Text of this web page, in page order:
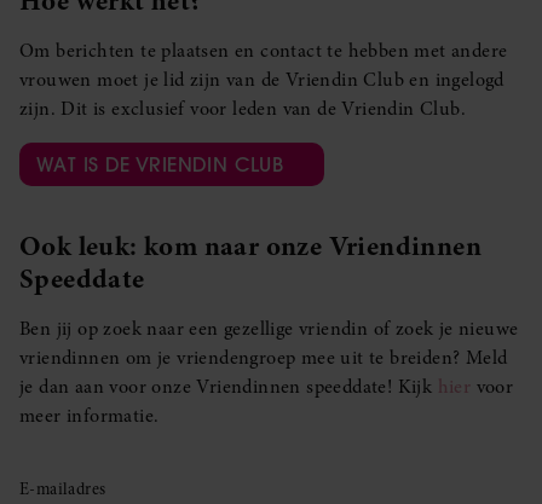
Om berichten te plaatsen en contact te hebben met andere
vrouwen moet je lid zijn van de Vriendin Club en ingelogd
zijn. Dit is exclusief voor leden van de Vriendin Club.
WAT IS DE VRIENDIN CLUB
Ook leuk: kom naar onze Vriendinnen
Speeddate
Ben jij op zoek naar een gezellige vriendin of zoek je nieuwe
vriendinnen om je vriendengroep mee uit te breiden? Meld
je dan aan voor onze Vriendinnen speeddate! Kijk hier voor
meer informatie.
E-mailadres